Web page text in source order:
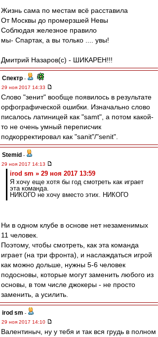
Жизнь сама по местам всё расставила
От Москвы до промерзшей Невы
Соблюдая железное правило
мы- Спартак, а вы только .... увы!
Дмитрий Назаров(с) - ШИКАРЕН!!!
Спектр -
29 ноя 2017 14:33
Слово "зенит" вообще появилось в результате
орфографической ошибки. Изначально слово
писалось латиницей как "samt", а потом какой-
то не очень умный переписчик
подкорректировал как "sanit"/"senit".
Stemid -
29 ноя 2017 14:13
irod sm » 29 ноя 2017 13:59
Я хочу еще хотя бы год смотреть как играет
эта команда.
НИКОГО не хочу вместо этих. НИКОГО
Ни в одном клубе в основе нет незаменимых
11 человек.
Поэтому, чтобы смотреть, как эта команда
играет (на три фронта), и наслаждаться игрой
как можно дольше, нужны 5-6 человек
подосновы, которые могут заменить любого из
основы, в том числе джокеры - не просто
заменить, а усилить.
irod sm -
29 ноя 2017 14:10
Валентиныч, ну у тебя и так вся грудь в полном